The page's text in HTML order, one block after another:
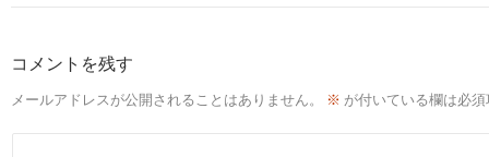
コメントを残す
メールアドレスが公開されることはありません。
※ が付いている欄は必